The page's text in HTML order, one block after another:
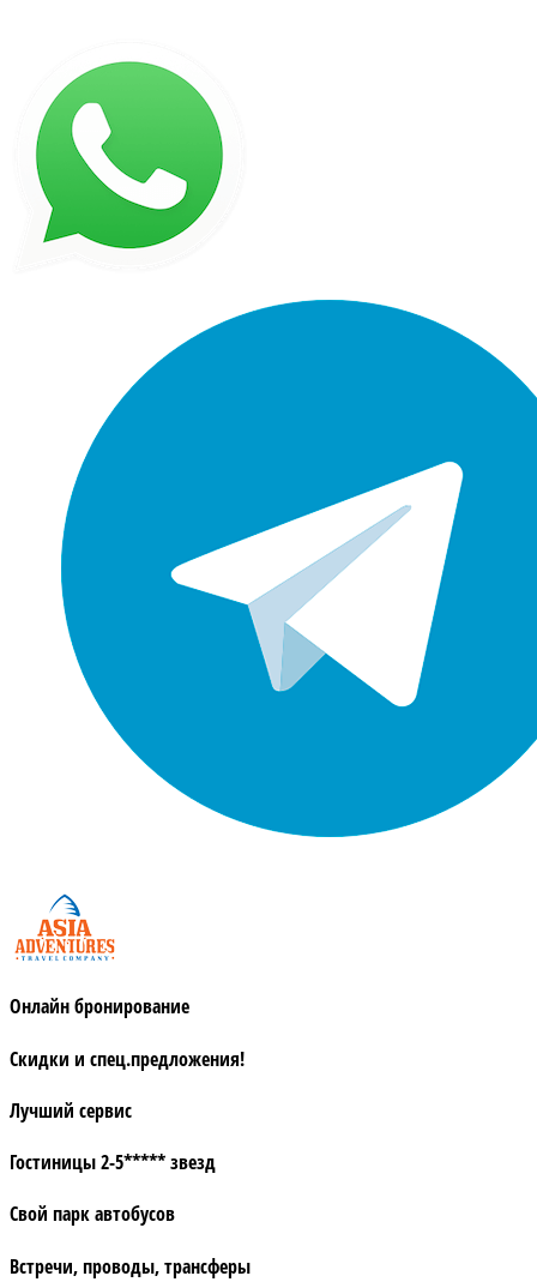
Онлайн бронирование
Скидки и спец.предложения!
Лучший сервис
Гостиницы 2-5***** звезд
Свой парк автобусов
Встречи, проводы, трансферы